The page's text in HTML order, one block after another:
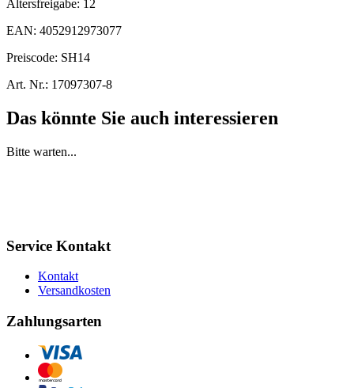
Altersfreigabe: 12
EAN: 4052912973077
Preiscode: SH14
Art. Nr.: 17097307-8
Das könnte Sie auch interessieren
Bitte warten...
Service Kontakt
Kontakt
Versandkosten
Zahlungsarten